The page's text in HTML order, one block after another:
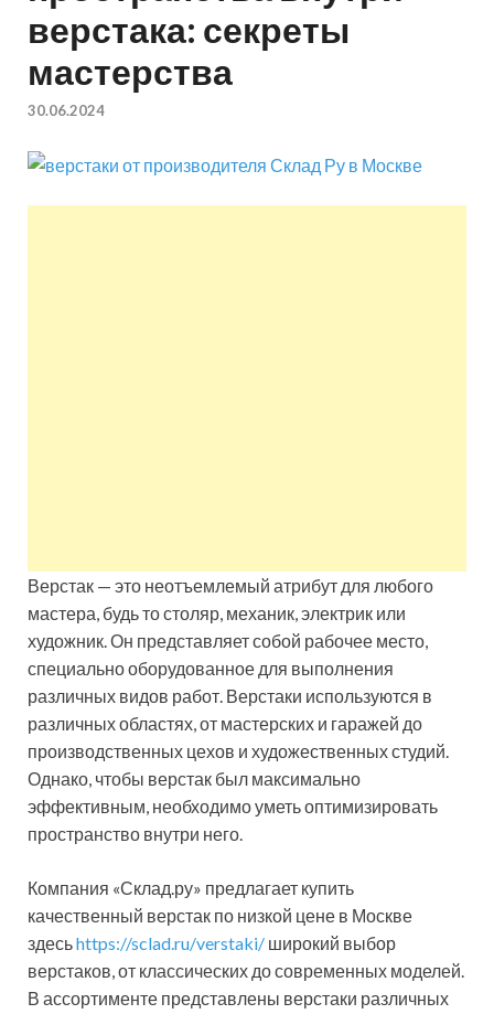
квартир недорого.
Восстановление и
ремонт вентиляции.
верстака: секреты
мастерства
30.06.2024
Верстак — это неотъемлемый атрибут для любого
мастера, будь то столяр, механик, электрик или
художник. Он представляет собой рабочее место,
специально оборудованное для выполнения
различных видов работ. Верстаки используются в
различных областях, от мастерских и гаражей до
производственных цехов и художественных студий.
Однако, чтобы верстак был максимально
эффективным, необходимо уметь оптимизировать
пространство внутри него.
Компания «Склад.ру» предлагает купить
качественный верстак по низкой цене в Москве
здесьhttps://sclad.ru/verstaki/ широкий выбор
верстаков, от классических до современных моделей.
В ассортименте представлены верстаки различных